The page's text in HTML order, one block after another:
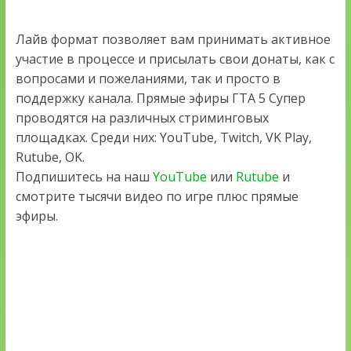
Лайв формат позволяет вам принимать активное
участие в процессе и присылать свои донаты, как с
вопросами и пожеланиями, так и просто в
поддержку канала. Прямые эфиры ГТА 5 Супер
проводятся на различных стриминговых
площадках. Среди них: YouTube, Twitch, VK Play,
Rutube, OK.
Подпишитесь на наш YouTube или Rutube и
смотрите тысячи видео по игре плюс прямые
эфиры.